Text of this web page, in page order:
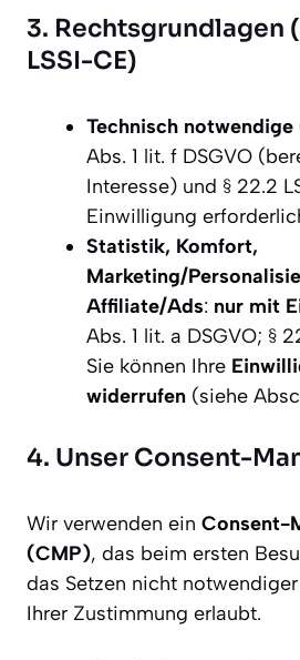
3. Rechtsgrundlagen
LSSI-CE)
Technisch notwendige
Abs. 1 lit. f DSGVO
Interesse) und § 22.2
Einwilligung
Statistik, Komfort,
Marketing/
Affiliate/Ads: nur mit
Abs. 1 lit. a DSGVO; §
Sie können Ihre
widerrufen (siehe
4. Unser Consent-
Wir verwenden ein Consent-
(CMP), das beim ersten
das Setzen nicht
Ihrer Zustimmung erlaubt.